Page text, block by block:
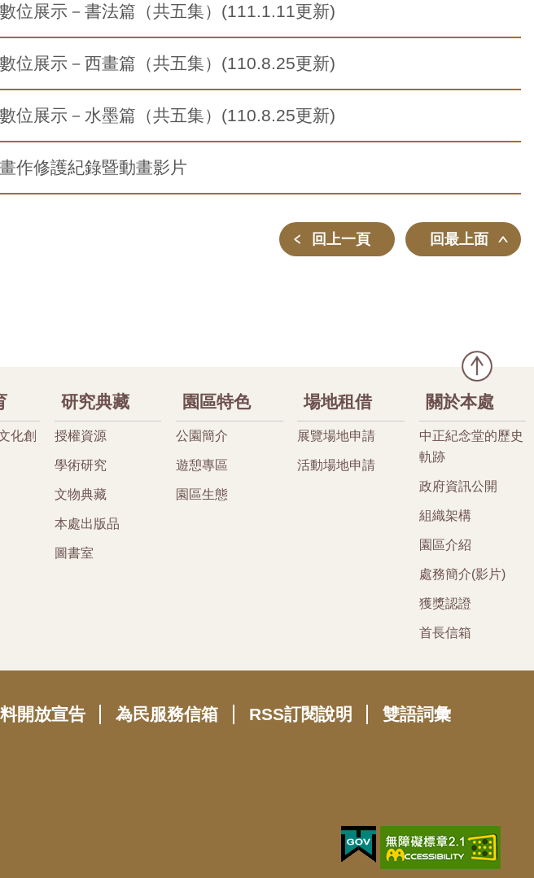
位展示－書法篇（共五集）(111.1.11更新)
位展示－西畫篇（共五集）(110.8.25更新)
位展示－水墨篇（共五集）(110.8.25更新)
作修護紀錄暨動畫影片
回上一頁 回最上面
化創
研究典藏
授權資源
學術研究
文物典藏
本處出版品
圖書室
園區特色
公園簡介
遊憩專區
園區生態
場地租借
展覽場地申請
活動場地申請
關於本處
中正紀念堂的歷史
軌跡
政府資訊公開
組織架構
園區介紹
處務簡介(影片)
獲獎認證
首長信箱
開放宣告 為民服務信箱 RSS訂閱說明 雙語詞彙